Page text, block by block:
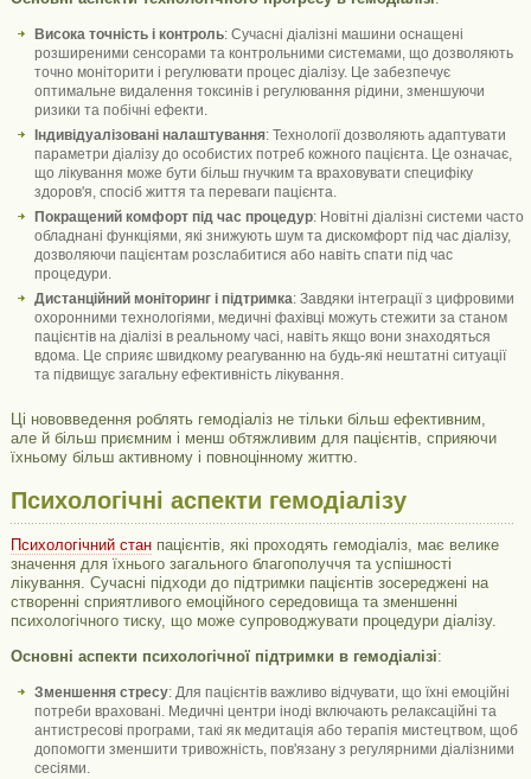
Висока точність і контроль: Сучасні діалізні машини оснащені
розширеними сенсорами та контрольними системами, що дозволяють
точно моніторити і регулювати процес діалізу. Це забезпечує
оптимальне видалення токсинів і регулювання рідини, зменшуючи
ризики та побічні ефекти.
Індивідуалізовані налаштування: Технології дозволяють адаптувати
параметри діалізу до особистих потреб кожного пацієнта. Це означає,
що лікування може бути більш гнучким та враховувати специфіку
здоров'я, спосіб життя та переваги пацієнта.
Покращений комфорт під час процедур: Новітні діалізні системи часто
обладнані функціями, які знижують шум та дискомфорт під час діалізу,
дозволяючи пацієнтам розслабитися або навіть спати під час
процедури.
Дистанційний моніторинг і підтримка: Завдяки інтеграції з цифровими
охоронними технологіями, медичні фахівці можуть стежити за станом
пацієнтів на діалізі в реальному часі, навіть якщо вони знаходяться
вдома. Це сприяє швидкому реагуванню на будь-які нештатні ситуації
та підвищує загальну ефективність лікування.
Ці нововведення роблять гемодіаліз не тільки більш ефективним,
але й більш приємним і менш обтяжливим для пацієнтів, сприяючи
їхньому більш активному і повноцінному життю.
Психологічні аспекти гемодіалізу
Психологічний станпацієнтів, які проходять гемодіаліз, має велике
значення для їхнього загального благополуччя та успішності
лікування. Сучасні підходи до підтримки пацієнтів зосереджені на
створенні сприятливого емоційного середовища та зменшенні
психологічного тиску, що може супроводжувати процедури діалізу.
Основні аспекти психологічної підтримки в гемодіалізі:
Зменшення стресу: Для пацієнтів важливо відчувати, що їхні емоційні
потреби враховані. Медичні центри іноді включають релаксаційні та
антистресові програми, такі як медитація або терапія мистецтвом, щоб
допомогти зменшити тривожність, пов'язану з регулярними діалізними
сесіями.